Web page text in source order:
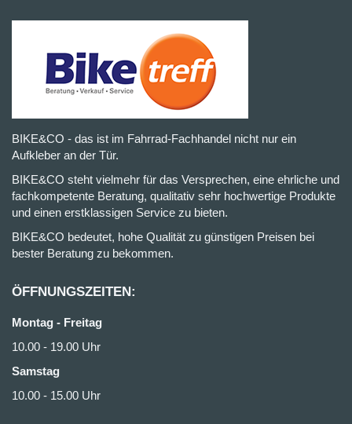
BIKE&CO - das ist im Fahrrad-Fachhandel nicht nur ein
Aufkleber an der Tür.
BIKE&CO steht vielmehr für das Versprechen, eine ehrliche und
fachkompetente Beratung, qualitativ sehr hochwertige Produkte
und einen erstklassigen Service zu bieten.
BIKE&CO bedeutet, hohe Qualität zu günstigen Preisen bei
bester Beratung zu bekommen.
ÖFFNUNGSZEITEN:
Montag - Freitag
10.00 - 19.00 Uhr
Samstag
10.00 - 15.00 Uhr